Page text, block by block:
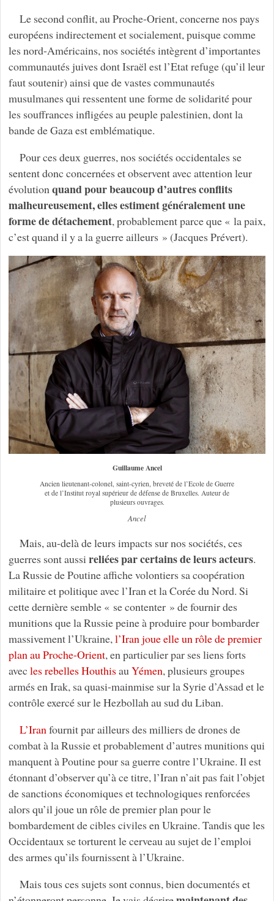
Le second conflit, au Proche-Orient, concerne nos pays
européens indirectement et socialement, puisque comme
les nord-Américains, nos sociétés intègrent d’importantes
communautés juives dont Israël est l’Etat refuge (qu’il leur
faut soutenir) ainsi que de vastes communautés
musulmanes qui ressentent une forme de solidarité pour
les souffrances infligées au peuple palestinien, dont la
bande de Gaza est emblématique.
Pour ces deux guerres, nos sociétés occidentales se
sentent donc concernées et observent avec attention leur
évolutionquand pour beaucoup d’autres conflits
malheureusement, elles estiment généralement une
forme de détachement, probablement parce que « la paix,
c’est quand il y a la guerre ailleurs » (Jacques Prévert).
Guillaume Ancel
Ancien lieutenant-colonel, saint-cyrien, breveté de l’Ecole de Guerre
et de l’Institut royal supérieur de défense de Bruxelles. Auteur de
plusieurs ouvrages.
Ancel
Mais, au-delà de leurs impacts sur nos sociétés, ces
guerres sont aussireliées par certains de leurs acteurs.
La Russie de Poutine affiche volontiers sa coopération
militaire et politique avec l’Iran et la Corée du Nord. Si
cette dernière semble « se contenter » de fournir des
munitions que la Russie peine à produire pour bombarder
massivement l’Ukraine,l’Iran joue elle un rôle de premier
plan au Proche-Orient, en particulier par ses liens forts
avecles rebelles HouthisauYémen, plusieurs groupes
armés en Irak, sa quasi-mainmise sur la Syrie d’Assad et le
contrôle exercé sur le Hezbollah au sud du Liban.
L’Iranfournit par ailleurs des milliers de drones de
combat à la Russie et probablement d’autres munitions qui
manquent à Poutine pour sa guerre contre l’Ukraine. Il est
étonnant d’observer qu’à ce titre, l’Iran n’ait pas fait l’objet
de sanctions économiques et technologiques renforcées
alors qu’il joue un rôle de premier plan pour le
bombardement de cibles civiles en Ukraine. Tandis que les
Occidentaux se torturent le cerveau au sujet de l’emploi
des armes qu’ils fournissent à l’Ukraine.
Mais tous ces sujets sont connus, bien documentés et